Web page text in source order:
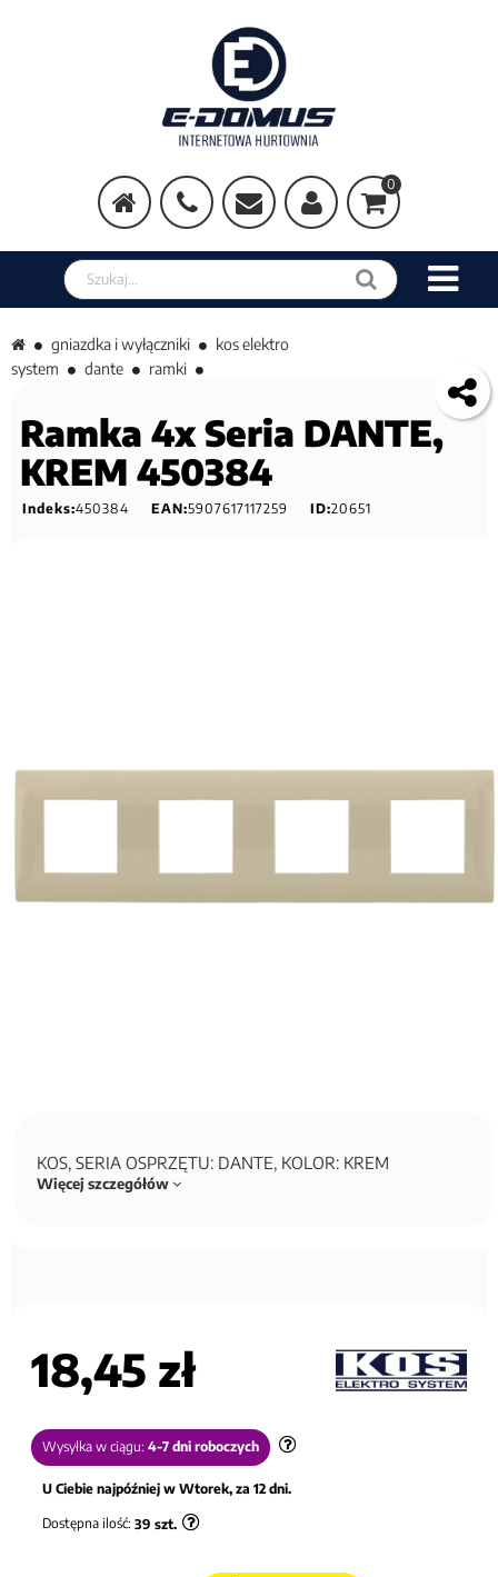
0
Szukaj w sklepie
gniazdka i wyłączniki
kos elektro
system
dante ramki
Ramka 4x Seria DANTE,
KREM 450384
Indeks:450384 EAN:5907617117259 ID:20651
KOS, SERIA OSPRZĘTU: DANTE, KOLOR: KREM
Więcej szczegółów
18,45 zł
Wysyłka w ciągu: 4-7 dni roboczych
U Ciebie najpóźniej w Wtorek, za 12 dni.
Dostępna ilość: 39 szt.